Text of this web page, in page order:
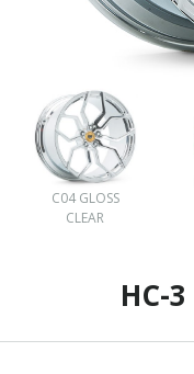
C04 GLOSS
CLEAR
HC-3